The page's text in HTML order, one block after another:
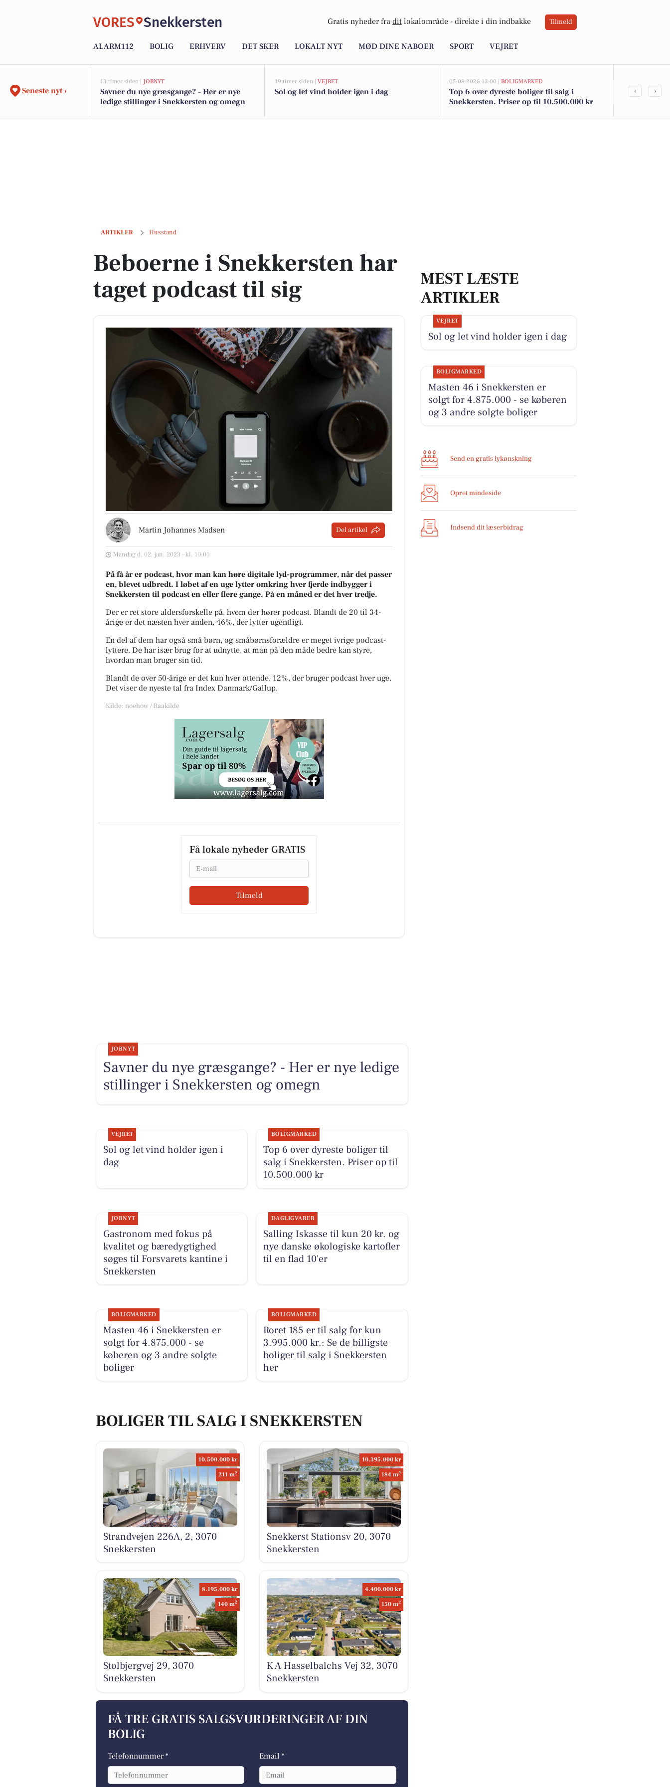
VORES Snekkersten Gratis nyheder fra dit lokalområde - direkte i din indbakke Tilmeld
ALARM112 BOLIG ERHVERV DET SKER LOKALT NYT MØD DINE NABOER SPORT VEJRET
Seneste nyt ›
13 timer siden | JOBNYT
Savner du nye græsgange? - Her er nye
ledige stillinger i Snekkersten og omegn
19 timer siden | VEJRET
Sol og let vind holder igen i dag
05-08-2026 13:00 | BOLIGMARKED
Top 6 over dyreste boliger til salg i
Snekkersten. Priser op til 10.500.000 kr
Gastronom
‹ ›
ARTIKLER Husstand
Beboerne i Snekkersten har taget podcast til sig
Beboerne i Snekkersten har
taget podcast til sig
Martin Johannes Madsen Del artikel
Mandag d. 02. jan. 2023 - kl. 10:01
På få år er podcast, hvor man kan høre digitale lyd-programmer, når det passer
en, blevet udbredt. I løbet af en uge lytter omkring hver fjerde indbygger i
Snekkersten til podcast en eller flere gange. På en måned er det hver tredje.
Der er ret store aldersforskelle på, hvem der hører podcast. Blandt de 20 til 34-
årige er det næsten hver anden, 46%, der lytter ugentligt.
En del af dem har også små børn, og småbørnsforældre er meget ivrige podcast-
lyttere. De har især brug for at udnytte, at man på den måde bedre kan styre,
hvordan man bruger sin tid.
Blandt de over 50-årige er det kun hver ottende, 12%, der bruger podcast hver uge.
Det viser de nyeste tal fra Index Danmark/Gallup.
Kilde: noehow / Raakilde
Få lokale nyheder GRATIS
Email
Tilmeld
MEST LÆSTE
ARTIKLER
VEJRET
Sol og let vind holder igen i dag
BOLIGMARKED
Masten 46 i Snekkersten er
solgt for 4.875.000 - se køberen
og 3 andre solgte boliger
Send en gratis lykønskning
Opret mindeside
Indsend dit læserbidrag
JOBNYT
Savner du nye græsgange? - Her er nye ledige
stillinger i Snekkersten og omegn
VEJRET
Sol og let vind holder igen i
dag
BOLIGMARKED
Top 6 over dyreste boliger til
salg i Snekkersten. Priser op til
10.500.000 kr
JOBNYT
Gastronom med fokus på
kvalitet og bæredygtighed
søges til Forsvarets kantine i
Snekkersten
DAGLIGVARER
Salling Iskasse til kun 20 kr. og
nye danske økologiske kartofler
til en flad 10'er
BOLIGMARKED
Masten 46 i Snekkersten er
solgt for 4.875.000 - se
køberen og 3 andre solgte
boliger
BOLIGMARKED
Roret 185 er til salg for kun
3.995.000 kr.: Se de billigste
boliger til salg i Snekkersten
her
BOLIGER TIL SALG I SNEKKERSTEN
10.500.000 kr
211 m2
Strandvejen 226A, 2, 3070
Snekkersten
10.395.000 kr
184 m2
Snekkerst Stationsv 20, 3070
Snekkersten
8.195.000 kr
140 m2
Stolbjergvej 29, 3070
Snekkersten
4.400.000 kr
150 m2
K A Hasselbalchs Vej 32, 3070
Snekkersten
FÅ TRE GRATIS SALGSVURDERINGER AF DIN
BOLIG
Telefonnummer * Email *